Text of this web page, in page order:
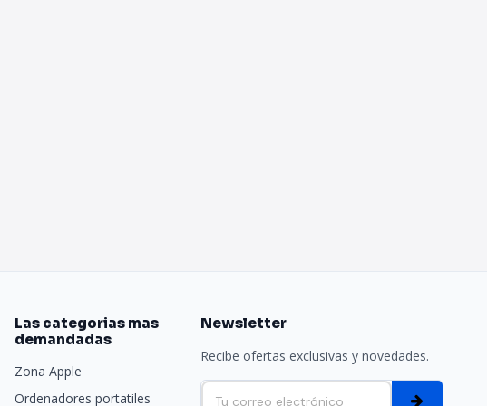
Las categorias mas
demandadas
Zona Apple
Ordenadores portatiles
Newsletter
Recibe ofertas exclusivas y novedades.